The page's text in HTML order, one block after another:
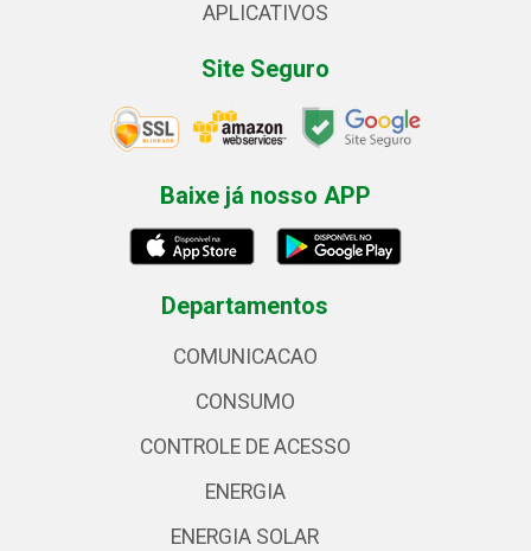
APLICATIVOS
Site Seguro
Baixe já nosso APP
Departamentos
COMUNICACAO
CONSUMO
CONTROLE DE ACESSO
ENERGIA
ENERGIA SOLAR